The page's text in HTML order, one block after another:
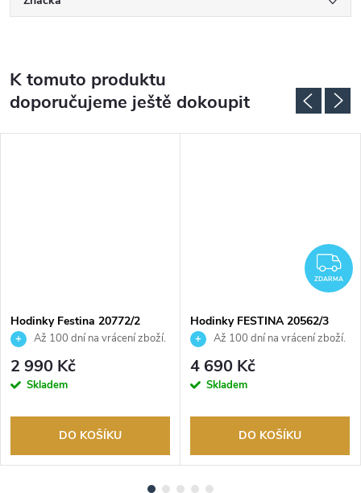
K tomuto produktu
doporučujeme ještě dokoupit
Hodinky Festina 20772/2
Až 100 dní na vrácení zboží.
Autorizovaný prodejce.
2 990 Kč
Skladem
DO KOŠÍKU
ZDARMA
Hodinky FESTINA 20562/3
Až 100 dní na vrácení zboží.
Autorizovaný prodejce.
4 690 Kč
Skladem
DO KOŠÍKU